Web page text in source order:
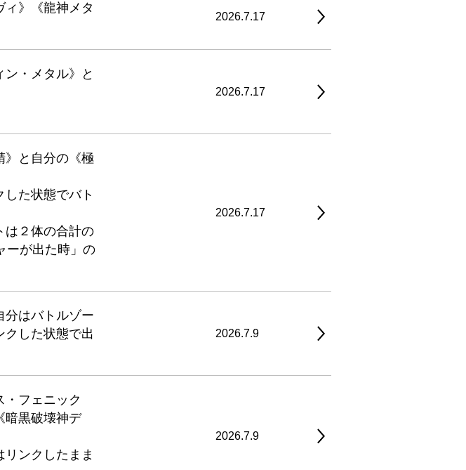
ィ》《龍神メタ
2026.7.17
・メタル》と
2026.7.17
》と自分の《極
た状態でバト
は２体の合計の
ーが出た時」の
2026.7.17
分はバトルゾー
クした状態で出
2026.7.9
・フェニック
暗黒破壊神デ
ンクしたまま
2026.7.9